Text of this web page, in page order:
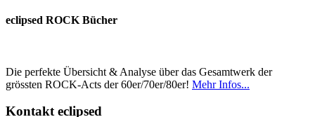
eclipsed ROCK Bücher
Die perfekte Übersicht & Analyse über das Gesamtwerk der
grössten ROCK-Acts der 60er/70er/80er! Mehr Infos...
Kontakteclipsed